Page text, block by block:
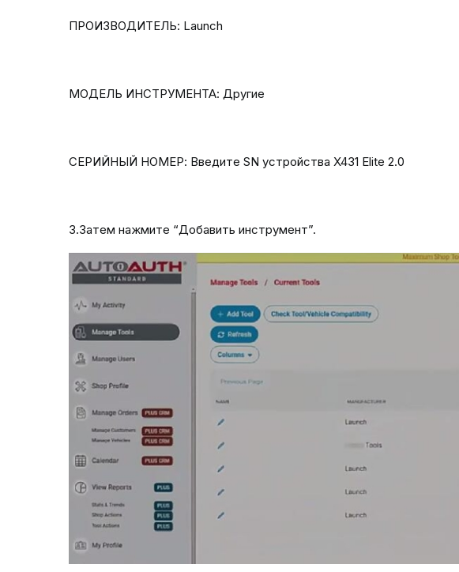
ПРОИЗВОДИТЕЛЬ: Launch
МОДЕЛЬ ИНСТРУМЕНТА: Другие
СЕРИЙНЫЙ НОМЕР: Введите SN устройства X431 Elite 2.0
3.Затем нажмите “Добавить инструмент”.